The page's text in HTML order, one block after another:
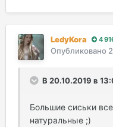
LedyKora 4
Опубликовано
В 20.10.2019 в
Большие сиськи
натуральные ;)